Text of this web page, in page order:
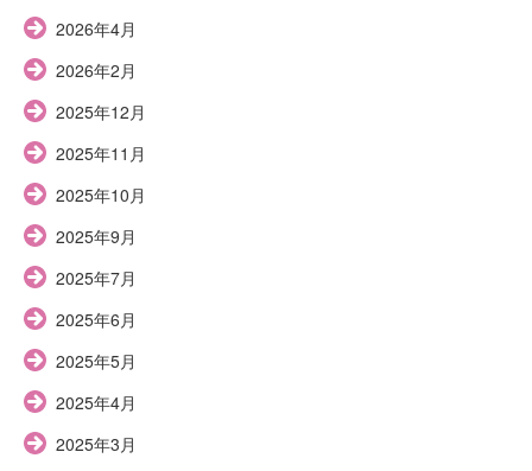
2026年4月
2026年2月
2025年12月
2025年11月
2025年10月
2025年9月
2025年7月
2025年6月
2025年5月
2025年4月
2025年3月